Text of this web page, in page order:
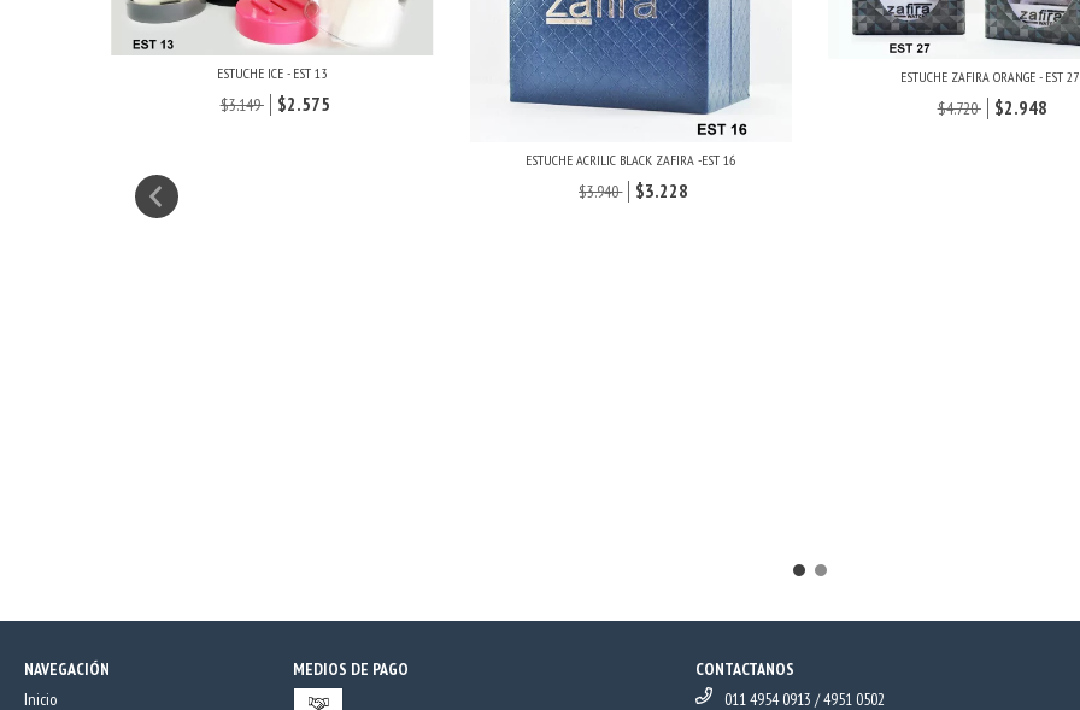
ESTUCHE ICE - EST 13
$3.149 $2.575
ESTUCHE ACRILIC BLACK ZAFIRA -EST 16
$3.940 $3.228
ESTUCHE ZAFIRA ORANGE - EST 27
$4.720 $2.948
NAVEGACIÓN
Inicio
MEDIOS DE PAGO
CONTACTANOS
011 4954 0913 / 4951 0502